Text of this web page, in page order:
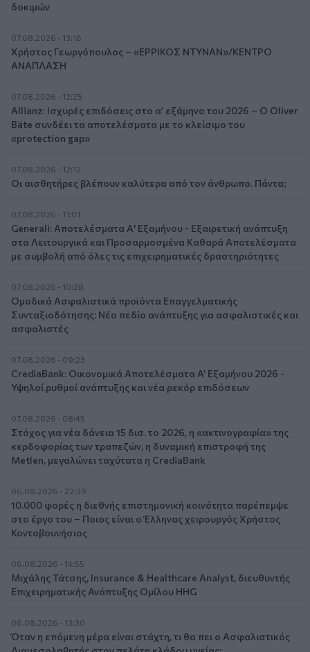
δοκιμών
07.08.2026 - 13:16
Χρήστος Γεωργόπουλος – «ΕΡΡΙΚΟΣ ΝΤΥΝΑΝ»/ΚΕΝΤΡΟ
ΑΝΑΠΛΑΣΗ
07.08.2026 - 12:25
Allianz: Ισχυρές επιδόσεις στο α’ εξάμηνο του 2026 – Ο Oliver
Bäte συνδέει τα αποτελέσματα με το κλείσιμο του
«protection gap»
07.08.2026 - 12:12
Οι αισθητήρες βλέπουν καλύτερα από τον άνθρωπο. Πάντα;
07.08.2026 - 11:01
Generali: Αποτελέσματα Α' Εξαμήνου - Εξαιρετική ανάπτυξη
στα Λειτουργικά και Προσαρμοσμένα Καθαρά Αποτελέσματα
με συμβολή από όλες τις επιχειρηματικές δραστηριότητες
07.08.2026 - 10:28
Ομαδικά Ασφαλιστικά προϊόντα Επαγγελματικής
Συνταξιοδότησης: Νέο πεδίο ανάπτυξης για ασφαλιστικές και
ασφαλιστές
07.08.2026 - 09:23
CrediaBank: Οικονομικά Αποτελέσματα A’ Εξαμήνου 2026 -
Υψηλοί ρυθμοί ανάπτυξης και νέα ρεκόρ επιδόσεων
07.08.2026 - 08:45
Στόχος για νέα δάνεια 15 δισ. το 2026, η «ακτινογραφία» της
κερδοφορίας των τραπεζών, η δυναμική επιστροφή της
Metlen, μεγαλώνει ταχύτατα η CrediaBank
06.08.2026 - 22:39
10.000 φορές η διεθνής επιστημονική κοινότητα παρέπεμψε
στο έργο του – Ποιος είναι ο Έλληνας χειρουργός Χρήστος
Κοντοβουνήσιος
06.08.2026 - 14:55
Μιχάλης Τάτσης, Insurance & Healthcare Analyst, διευθυντής
Επιχειρηματικής Ανάπτυξης Ομίλου HHG
06.08.2026 - 13:30
Όταν η επόμενη μέρα είναι στάχτη, τι θα πει ο Ασφαλιστικός